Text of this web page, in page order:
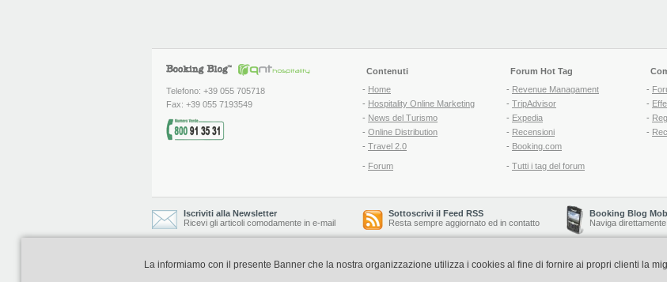
Telefono: +39 055 705718
Fax: +39 055 7193549
Contenuti
- Home
- Hospitality Online Marketing
- News del Turismo
- Online Distribution
- Travel 2.0
- Forum
Forum Hot Tag
- Revenue Managament
- TripAdvisor
- Expedia
- Recensioni
- Booking.com
- Tutti i tag del forum
-
-
-
-
Iscriviti alla Newsletter
Ricevi gli articoli comodamente in e-mail
Sottoscrivi il Feed RSS
Resta sempre aggiornato ed in contatto
Booking Blog
Naviga
Booking Blog è realizzato e curato da Copyright © 2006-2026 QNT S.r.l. Socio Unico -
La informiamo con il presente Banner che la nostra organizzazione utilizza i cookies al fine di fornire ai propri clienti la